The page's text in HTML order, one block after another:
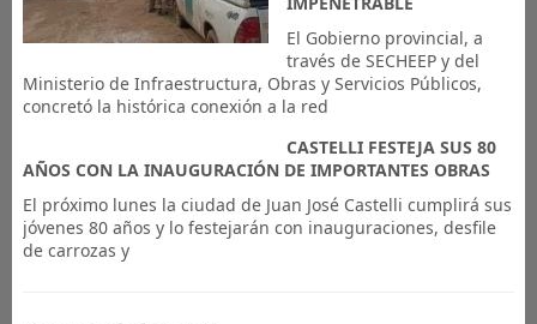
El Gobierno provincial, a
través de SECHEEP y del
Ministerio de Infraestructura, Obras y Servicios Públicos,
concretó la histórica conexión a la red
CASTELLI FESTEJA SUS 80
AÑOS CON LA INAUGURACIÓN DE IMPORTANTES OBRAS
El próximo lunes la ciudad de Juan José Castelli cumplirá sus
jóvenes 80 años y lo festejarán con inauguraciones, desfile
de carrozas y